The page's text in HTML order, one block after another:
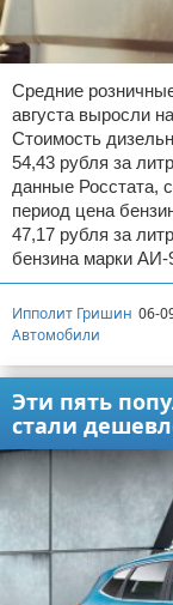
Средние
августа выросли
Стоимость
54,43 рубля за
данные Росстата,
период цена
47,17 рубля за
бензина марки АИ-
Ипполит Гришин 06-
Автомобили
Эти пять
стали